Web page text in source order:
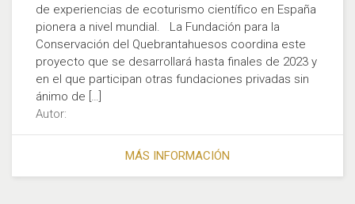
de experiencias de ecoturismo científico en España
pionera a nivel mundial. La Fundación para la
Conservación del Quebrantahuesos coordina este
proyecto que se desarrollará hasta finales de 2023 y
en el que participan otras fundaciones privadas sin
ánimo de […]
Autor:
MÁS INFORMACIÓN